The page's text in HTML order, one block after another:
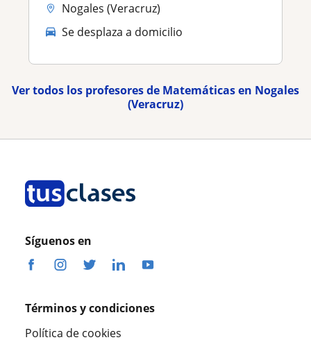
Nogales (Veracruz)
Se desplaza a domicilio
Ver todos los profesores de Matemáticas en Nogales
(Veracruz)
Síguenos en
Términos y condiciones
Política de cookies